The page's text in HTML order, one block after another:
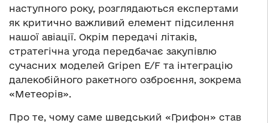
наступного року, розглядаються експертами
як критично важливий елемент підсилення
нашої авіації. Окрім передачі літаків,
стратегічна угода передбачає закупівлю
сучасних моделей Gripen E/F та інтеграцію
далекобійного ракетного озброєння, зокрема
«Метеорів».
Про те, чому саме шведський «Грифон» став